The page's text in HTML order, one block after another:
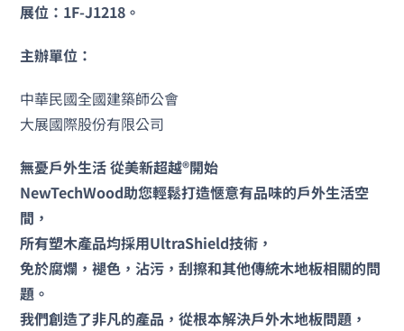
展位：1F-J1218。
主辦單位：
中華民國全國建築師公會
大展國際股份有限公司
無憂戶外生活 從美新超越®開始
NewTechWood助您輕鬆打造愜意有品味的戶外生活空
間，
所有塑木產品均採用UltraShield技術，
免於腐爛，褪色，沾污，刮擦和其他傳統木地板相關的問
題。
我們創造了非凡的產品，從根本解決戶外木地板問題，